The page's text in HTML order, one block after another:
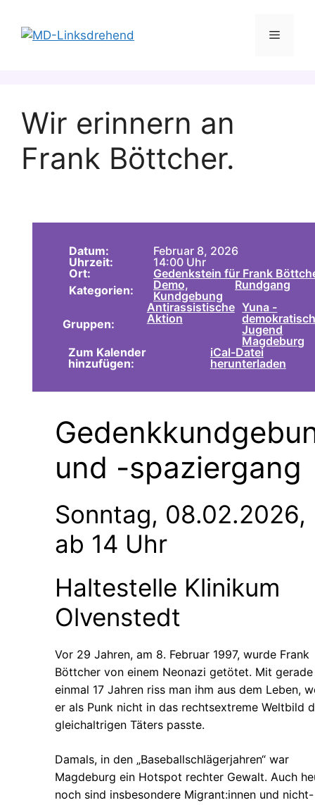
Inhalt
springen
Menü
Wir erinnern an
Frank Böttcher.
Datum:
Februar 8, 2026
Uhrzeit:
14:00 Uhr
Ort:
Gedenkstein für Frank
Kategorien:
Demo,
Kundgebung
Rundgang
Gruppen:
Antirassistische
Aktion
Yuna -
Jugend
Magdeburg
Zum Kalender
hinzufügen:
iCal-Datei
herunterladen
und -spaziergang
Sonntag, 08.02.2026,
ab 14 Uhr
Haltestelle Klinikum
Olvenstedt
Vor 29 Jahren, am 8. Februar 1997, wurde Frank
Böttcher von einem Neonazi getötet. Mit gerade
einmal 17 Jahren riss man ihm aus dem Leben,
er als Punk nicht in das rechtsextreme Weltbild
gleichaltrigen Täters passte.
Damals, in den „Baseballschlägerjahren“ war
Magdeburg ein Hotspot rechter Gewalt. Auch
noch sind insbesondere Migrant:innen und nicht-